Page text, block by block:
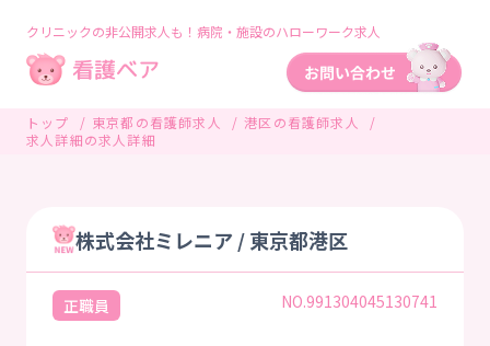
クリニックの非公開求人も！病院・施設のハローワーク求人
トップ 東京都の看護師求人
港区の看護師求人
求人詳細の求人詳細
株式会社ミレニア / 東京都港区
正職員 NO.991304045130741